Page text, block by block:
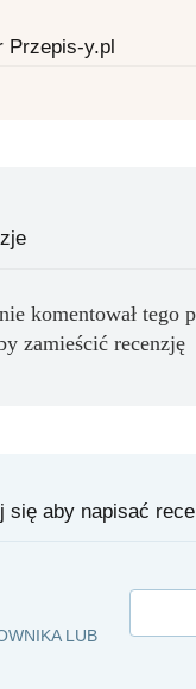
Przepis-y.pl
komentował tego
zamieścić recenzję
się aby napisać
LUB